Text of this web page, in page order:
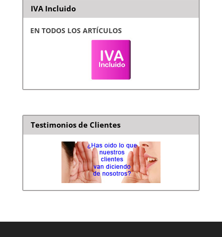
IVA Incluido
EN TODOS LOS ARTÍCULOS
Testimonios de Clientes